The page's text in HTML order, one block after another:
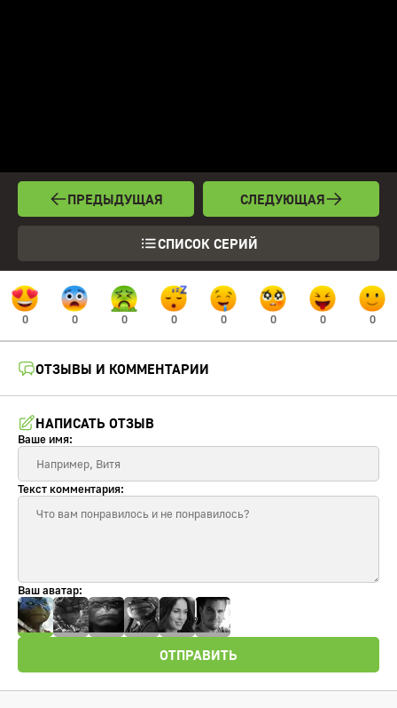
ПРЕДЫДУЩАЯ
СПИСОК СЕРИЙ
СЛЕДУЮЩАЯ
0 0 0 0 0 0 0 0
ОТЗЫВЫ И КОММЕНТАРИИ
НАПИСАТЬ ОТЗЫВ
Ваше имя:
Текст комментария:
Ваш аватар:
ОТПРАВИТЬ